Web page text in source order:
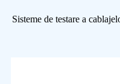
Sisteme de testare a